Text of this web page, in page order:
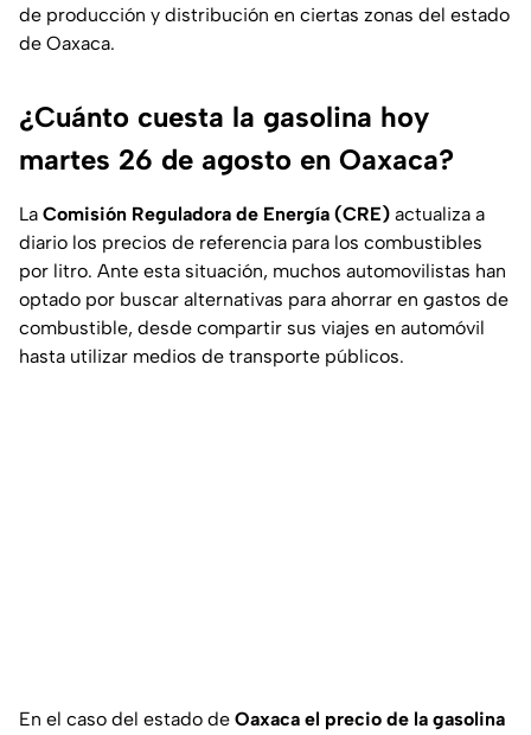
de producción y distribución en ciertas zonas del estado
de Oaxaca.
¿Cuánto cuesta la gasolina hoy
martes 26 de agosto en Oaxaca?
La Comisión Reguladora de Energía (CRE) actualiza a
diario los precios de referencia para los combustibles
por litro. Ante esta situación, muchos automovilistas han
optado por buscar alternativas para ahorrar en gastos de
combustible, desde compartir sus viajes en automóvil
hasta utilizar medios de transporte públicos.
En el caso del estado de Oaxaca el precio de la gasolina